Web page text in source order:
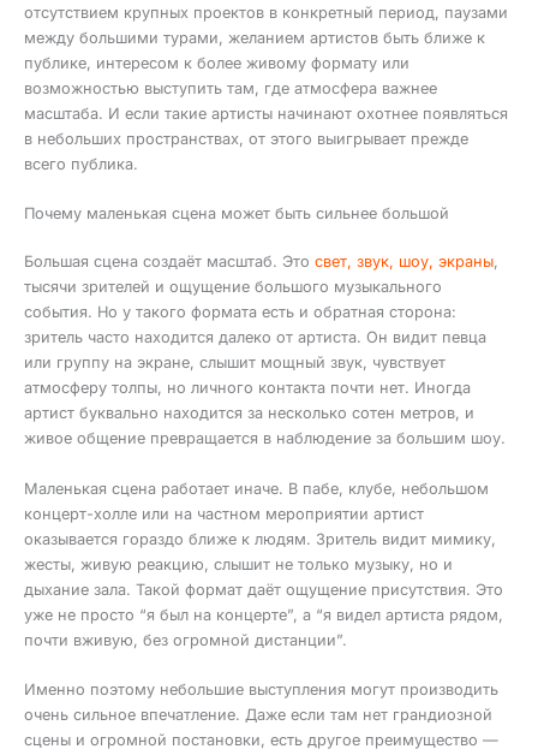
отсутствием крупных проектов в конкретный период, паузами
между большими турами, желанием артистов быть ближе к
публике, интересом к более живому формату или
возможностью выступить там, где атмосфера важнее
масштаба. И если такие артисты начинают охотнее появляться
в небольших пространствах, от этого выигрывает прежде
всего публика.
Почему маленькая сцена может быть сильнее большой
Большая сцена создаёт масштаб. Это свет, звук, шоу, экраны,
тысячи зрителей и ощущение большого музыкального
события. Но у такого формата есть и обратная сторона:
зритель часто находится далеко от артиста. Он видит певца
или группу на экране, слышит мощный звук, чувствует
атмосферу толпы, но личного контакта почти нет. Иногда
артист буквально находится за несколько сотен метров, и
живое общение превращается в наблюдение за большим шоу.
Маленькая сцена работает иначе. В пабе, клубе, небольшом
концерт-холле или на частном мероприятии артист
оказывается гораздо ближе к людям. Зритель видит мимику,
жесты, живую реакцию, слышит не только музыку, но и
дыхание зала. Такой формат даёт ощущение присутствия. Это
уже не просто “я был на концерте”, а “я видел артиста рядом,
почти вживую, без огромной дистанции”.
Именно поэтому небольшие выступления могут производить
очень сильное впечатление. Даже если там нет грандиозной
сцены и огромной постановки, есть другое преимущество —